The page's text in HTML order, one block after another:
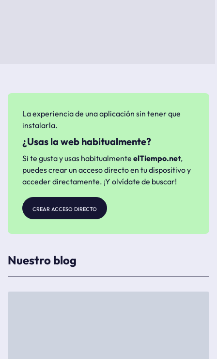
La experiencia de una aplicación sin tener que
instalarla.
¿Usas la web habitualmente?
Si te gusta y usas habitualmente elTiempo.net,
puedes crear un acceso directo en tu dispositivo y
acceder directamente. ¡Y olvídate de buscar!
crear acceso directo
Nuestro blog